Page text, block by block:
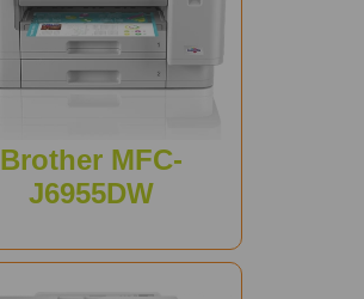
Brother MFC-
J6955DW